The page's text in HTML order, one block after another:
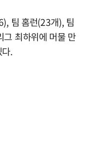
팀 홈런(23개), 팀
최하위에 머물 만
.